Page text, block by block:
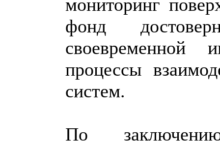
мониторинг
фонд
своевременной
процессы
систем.
По